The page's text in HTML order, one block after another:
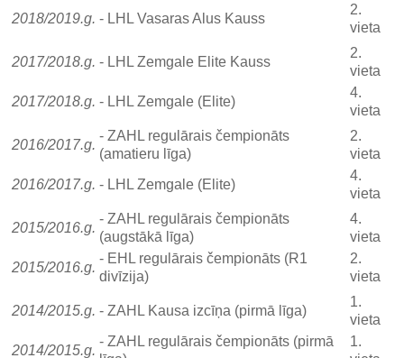
2018/2019.g. - LHL Vasaras Alus Kauss
2.
vieta
2017/2018.g. - LHL Zemgale Elite Kauss
2.
vieta
2017/2018.g. - LHL Zemgale (Elite)
4.
vieta
2016/2017.g.
- ZAHL regulārais čempionāts
(amatieru līga)
2.
vieta
2016/2017.g. - LHL Zemgale (Elite)
4.
vieta
2015/2016.g.
- ZAHL regulārais čempionāts
(augstākā līga)
4.
vieta
2015/2016.g.
- EHL regulārais čempionāts (R1
divīzija)
2.
vieta
2014/2015.g. - ZAHL Kausa izcīņa (pirmā līga)
1.
vieta
2014/2015.g.
- ZAHL regulārais čempionāts (pirmā
1.